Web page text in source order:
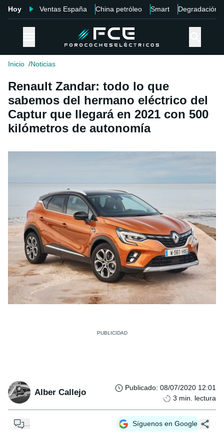
Hoy Ventas España China petróleo Smart Degradación
Inicio Noticias
Renault Zandar: todo lo que
sabemos del hermano eléctrico del
Captur que llegará en 2021 con 500
kilómetros de autonomía
Alber Callejo Publicado: 08/07/2020 12:01
3 min. lectura
... Síguenos en Google